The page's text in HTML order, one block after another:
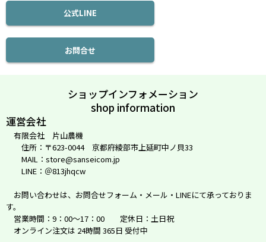
公式LINE
お問合せ
ショップインフォメーション
shop information
運営会社
有限会社 片山農機
住所：〒623-0044 京都府綾部市上延町中ノ貝33
MAIL：store@sanseicom.jp
LINE：＠813jhqcw
お問い合わせは、お問合せフォーム・メール・LINEにて承っておりま
す。
営業時間：9：00～17：00 定休日：土日祝
オンライン注文は 24時間 365日 受付中